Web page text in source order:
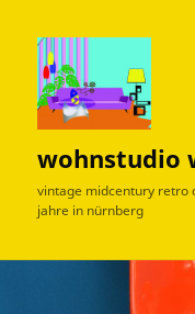
wohnstudio
vintage midcentury retro
jahre in nürnberg